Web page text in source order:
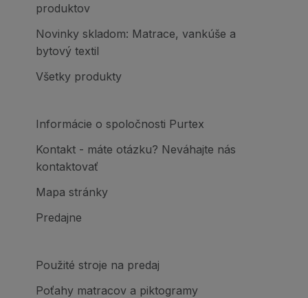
produktov
Novinky skladom: Matrace, vankúše a
bytový textil
Všetky produkty
Informácie o spoločnosti Purtex
Kontakt - máte otázku? Neváhajte nás
kontaktovať
Mapa stránky
Predajne
Použité stroje na predaj
Poťahy matracov a piktogramy